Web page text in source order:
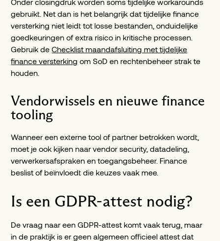
gebruikt. Net dan is het belangrijk dat tijdelijke finance
versterking niet leidt tot losse bestanden, onduidelijke
goedkeuringen of extra risico in kritische processen.
Gebruik deChecklist maandafsluiting met tijdelijke
finance versterking om SoD en rechtenbeheer strak te
houden.
Vendorwissels en nieuwe finance
tooling
Wanneer een externe tool of partner betrokken wordt,
moet je ook kijken naar vendor security, datadeling,
verwerkersafspraken en toegangsbeheer. Finance
beslist of beïnvloedt die keuzes vaak mee.
Is een GDPR-attest nodig?
De vraag naar een GDPR-attest komt vaak terug, maar
in de praktijk is er geen algemeen officieel attest dat